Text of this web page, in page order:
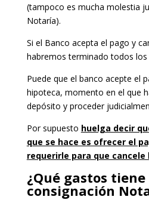
(tampoco es mucha molestia
Notaría).
Si el Banco acepta el pago y
habremos terminado todos los
Puede que el banco acepte el
hipoteca, momento en el que
depósito y proceder
Por supuesto huelga decir
que se hace es ofrecer el
requerirle para que cancele
¿Qué gastos tiene
consignación